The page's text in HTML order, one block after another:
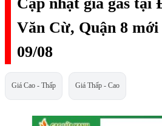
Văn Cừ, Quận 8 mới
09/08
Giá Cao - Thấp Giá Thấp - Cao